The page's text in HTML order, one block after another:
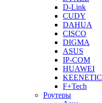
D-Link
CUDY
DAHUA
CISCO
DIGMA
ASUS
IP-COM
HUAWEI
KEENETIC
F+Tech
Роутеры